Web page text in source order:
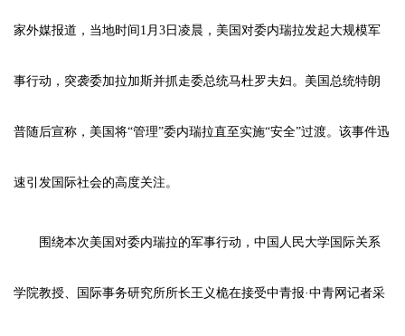
家外媒报道，当地时间1月3日凌晨，美国对委内瑞拉发起大规模军
事行动，突袭委加拉加斯并抓走委总统马杜罗夫妇。美国总统特朗
普随后宣称，美国将“管理”委内瑞拉直至实施“安全”过渡。该事件迅
速引发国际社会的高度关注。
围绕本次美国对委内瑞拉的军事行动，中国人民大学国际关系
学院教授、国际事务研究所所长王义桅在接受中青报·中青网记者采